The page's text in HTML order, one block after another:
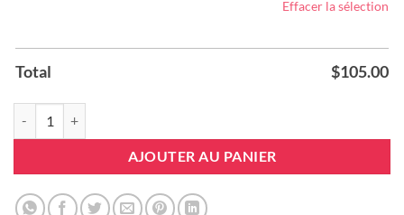
Effacer la sélection
Total $105.00
AJOUTER AU PANIER